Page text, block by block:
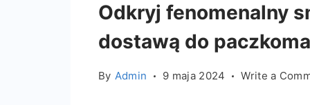
Odkryj fenomenalny
dostawą do
By Admin 9 maja 2024 Write a